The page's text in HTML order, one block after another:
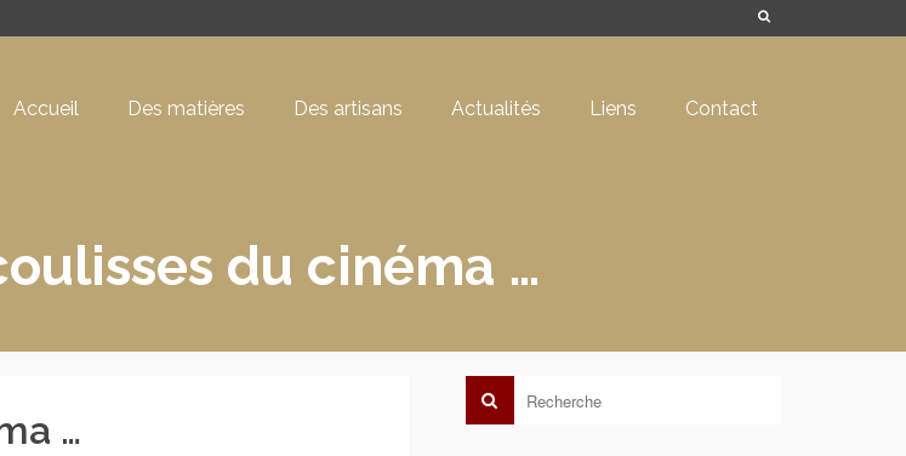
Accueil Des matières Des artisans Actualités Liens Contact
du cinéma …
…